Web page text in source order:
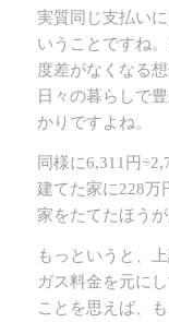
実質同じ支払い
いうことですね
度差がなくなる
日々の暮らしで
かりですよね。
同様に6,311円
建てた家に228万
家をたてたほうが
もっというと、
ガス料金を元に
ことを思えば、